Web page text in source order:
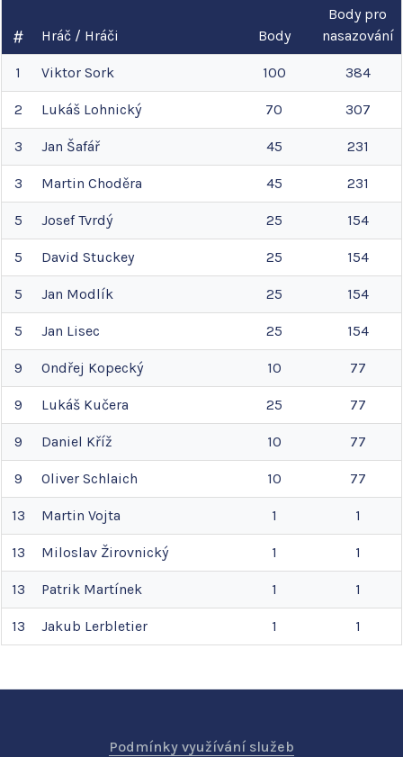
Hráč / Hráči Body
Body pro
nasazování
1 Viktor Sork 100 384
2 Lukáš Lohnický 70 307
3 Jan Šafář 45 231
3 Martin Choděra 45 231
5 Josef Tvrdý 25 154
5 David Stuckey 25 154
5 Jan Modlík 25 154
5 Jan Lisec 25 154
9 Ondřej Kopecký 10 77
9 Lukáš Kučera 25 77
9 Daniel Kříž 10 77
9 Oliver Schlaich 10 77
13 Martin Vojta 1 1
13 Miloslav Žirovnický 1 1
13 Patrik Martínek 1 1
13 Jakub Lerbletier 1 1
Podmínky využívání služeb